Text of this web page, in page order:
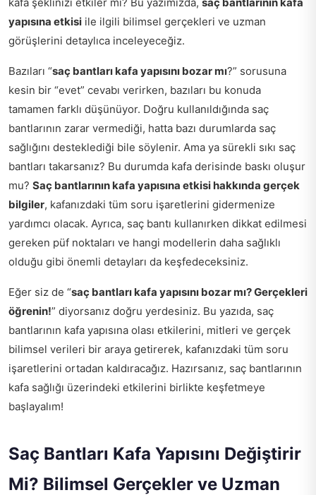
yapısına etkisi ile ilgili bilimsel gerçekleri ve uzman
görüşlerini detaylıca inceleyeceğiz.
Bazıları “saç bantları kafa yapısını bozar mı?” sorusuna
kesin bir “evet” cevabı verirken, bazıları bu konuda
tamamen farklı düşünüyor. Doğru kullanıldığında saç
bantlarının zarar vermediği, hatta bazı durumlarda saç
sağlığını desteklediği bile söylenir. Ama ya sürekli sıkı saç
bantları takarsanız? Bu durumda kafa derisinde baskı oluşur
mu? Saç bantlarının kafa yapısına etkisi hakkında gerçek
bilgiler, kafanızdaki tüm soru işaretlerini gidermenize
yardımcı olacak. Ayrıca, saç bantı kullanırken dikkat edilmesi
gereken püf noktaları ve hangi modellerin daha sağlıklı
olduğu gibi önemli detayları da keşfedeceksiniz.
Eğer siz de “saç bantları kafa yapısını bozar mı? Gerçekleri
öğrenin!” diyorsanız doğru yerdesiniz. Bu yazıda, saç
bantlarının kafa yapısına olası etkilerini, mitleri ve gerçek
bilimsel verileri bir araya getirerek, kafanızdaki tüm soru
işaretlerini ortadan kaldıracağız. Hazırsanız, saç bantlarının
kafa sağlığı üzerindeki etkilerini birlikte keşfetmeye
başlayalım!
Saç Bantları Kafa Yapısını Değiştirir
Mi? Bilimsel Gerçekler ve Uzman